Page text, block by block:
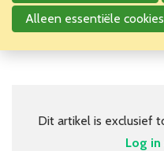
Dit artikel is exclusief
Log in
Alleen essentiële cookies